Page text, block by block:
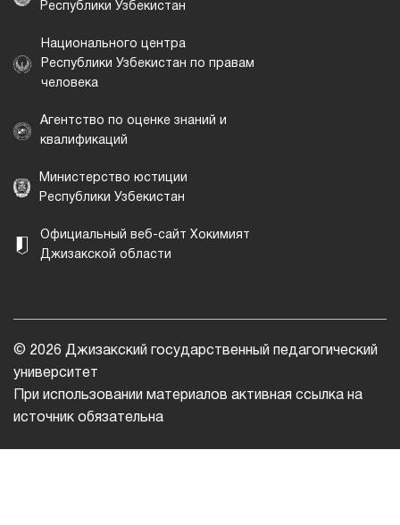
Республики Узбекистан
Национального центра
Республики Узбекистан по правам
человека
Агентство по оценке знаний и
квалификаций
Министерство юстиции
Республики Узбекистан
Официальный веб-сайт Хокимият
Джизакской области
© 2026 Джизакский государственный педагогический
университет
При использовании материалов активная ссылка на
источник обязательна